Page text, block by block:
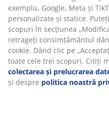
Specificații
Recenzii
(730)
relevante de marketing.
Când acceptați cookie-urile
datele dvs. de navigare cu
exemplu, Google, Meta și
personalizate și statice.
scopuri în secțiunea
retrageți consimțământul